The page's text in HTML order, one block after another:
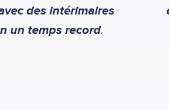
des intérimaires
un temps record.